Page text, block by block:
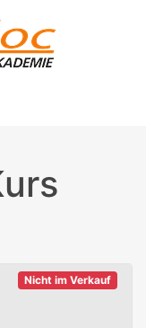
Nicht im Verkauf